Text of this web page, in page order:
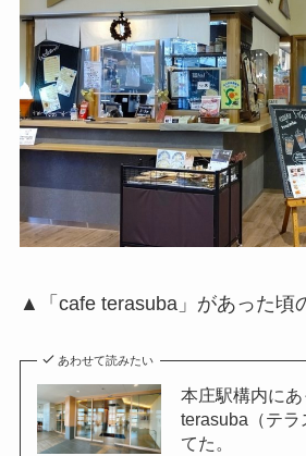
▲「cafe terasuba」があった頃
あわせて読みたい
本庄駅構内に
terasuba（テラ
てた。